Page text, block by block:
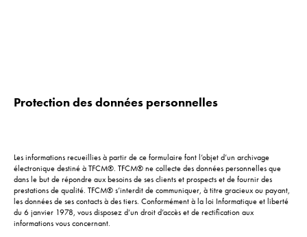
Protection des données personnelles
Les informations recueillies à partir de ce formulaire font l’objet d’un archivage
électronique destiné à TFCM®. TFCM® ne collecte des données personnelles que
dans le but de répondre aux besoins de ses clients et prospects et de fournir des
prestations de qualité. TFCM® s’interdit de communiquer, à titre gracieux ou payant,
les données de ses contacts à des tiers. Conformément à la loi Informatique et liberté
du 6 janvier 1978, vous disposez d’un droit d’accès et de rectification aux
informations vous concernant.